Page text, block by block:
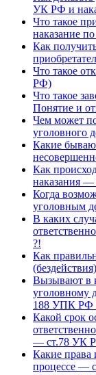
УК РФ и
Что такое
наказание
Как
Что такое
РФ)
Что такое
Понятие и
Чем может
уголовного
Какие
Как
наказания
Когда
уголовным
В каких
?!
Как
Вызывают в
уголовному
188 УПК РФ
Какой срок
— ст.78 УК
Какие права
процессе —